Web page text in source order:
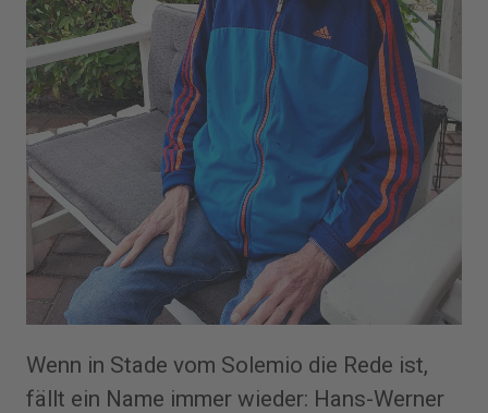
Wenn in Stade vom Solemio die Rede ist,
fällt ein Name immer wieder: Hans-Werner